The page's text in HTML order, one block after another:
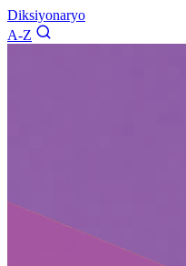
Diksiyonaryo
A-Z